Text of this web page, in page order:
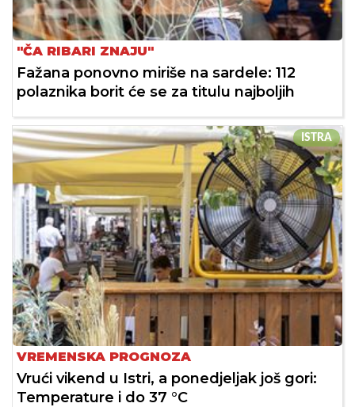
"ČA RIBARI ZNAJU"
Fažana ponovno miriše na sardele: 112
polaznika borit će se za titulu najboljih
ISTRA
VREMENSKA PROGNOZA
Vrući vikend u Istri, a ponedjeljak još gori:
Temperature i do 37 °C